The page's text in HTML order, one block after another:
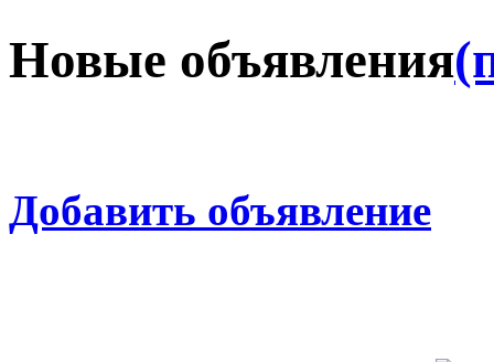
Новые объявления
Добавить объявление